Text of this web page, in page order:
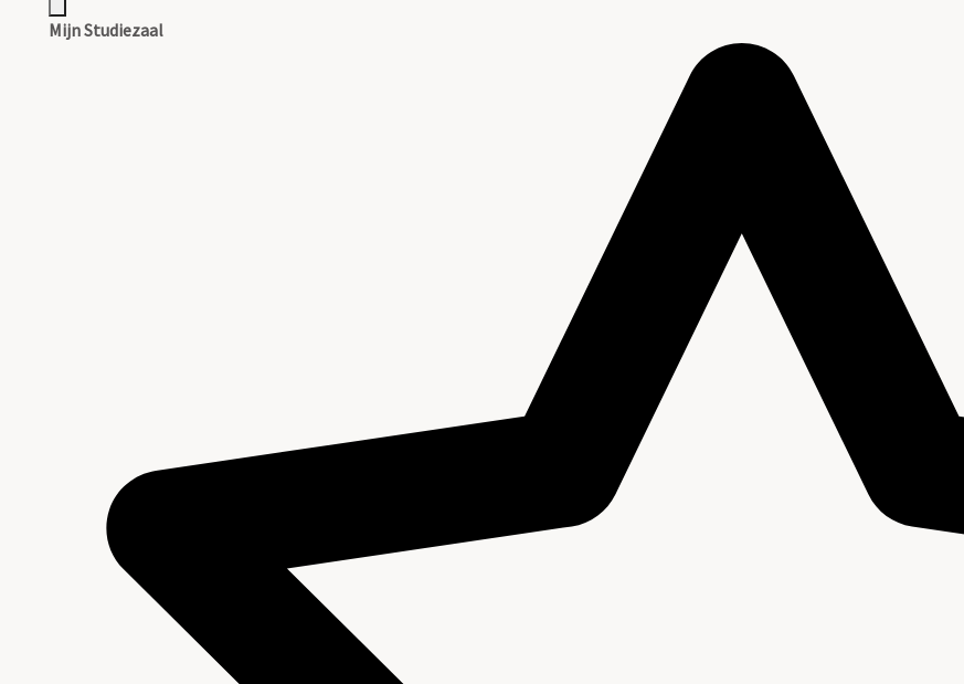
Mijn Studiezaal